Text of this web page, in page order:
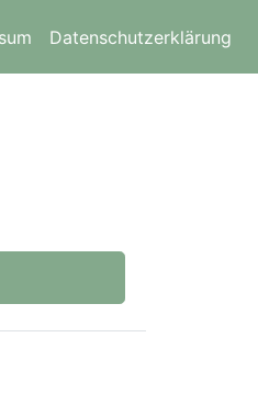
Datenschutzerklärung